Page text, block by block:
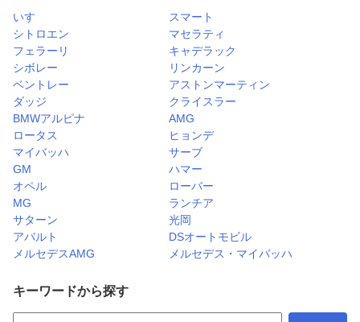
いすゞ
スマート
シトロエン
マセラティ
フェラーリ
キャデラック
シボレー
リンカーン
ベントレー
アストンマーティン
ダッジ
クライスラー
BMWアルピナ
AMG
ロータス
ヒョンデ
マイバッハ
サーブ
GM
ハマー
オペル
ローバー
MG
ランチア
サターン
光岡
アバルト
DSオートモビル
メルセデスAMG
メルセデス・マイバッハ
キーワードから探す